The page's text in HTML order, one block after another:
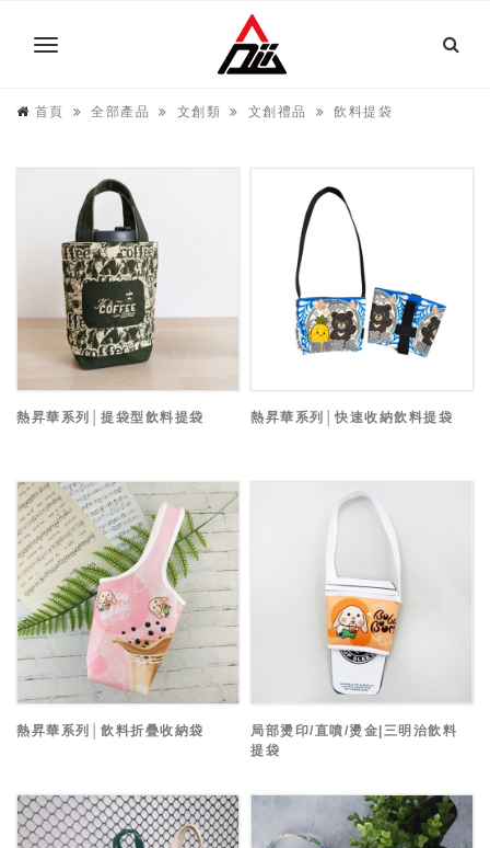
首頁 全部產品 文創類 文創禮品 飲料提袋
熱昇華系列│提袋型飲料提袋 熱昇華系列│快速收納飲料提袋
熱昇華系列│飲料折疊收納袋
局部燙印/直噴/燙金|三明治飲料
提袋